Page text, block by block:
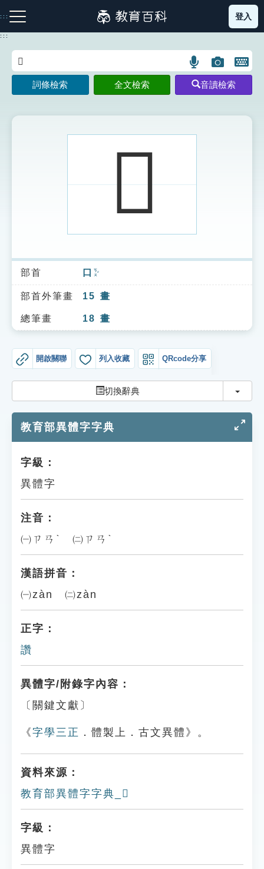
到
主
:::
注音索引圖示 筆畫索引圖示 部首索引表圖示
索引選單
知識索引
單字索引
貓頭鷹博士
登入
:::
語
言
搜
示
圖
片
搜
開
鍵
圖
詞條檢索 全文檢索 音讀檢索
𡂐
部首 口 ㄎㄡˇ
部首外筆畫 15 畫
總筆畫 18 畫
開啟關聯 列入收藏 QRcode分享
切換辭典 切換
教育部異體字字典
字級：
異體字
注音：
㈠ㄗㄢˋ ㈡ㄗㄢˋ
漢語拼音：
㈠zàn ㈡zàn
正字：
讚
異體字/附錄字內容：
〔關鍵文獻〕
《字學三正 ．體製上．古文異體》。
資料來源：
教育部異體字字典_𡂐
字級：
異體字